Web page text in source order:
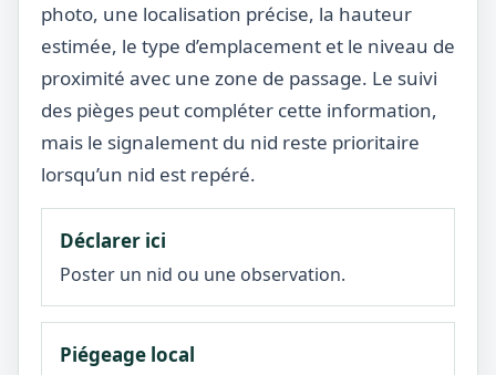
photo, une localisation précise, la hauteur
estimée, le type d’emplacement et le niveau de
proximité avec une zone de passage. Le suivi
des pièges peut compléter cette information,
mais le signalement du nid reste prioritaire
lorsqu’un nid est repéré.
Déclarer ici
Poster un nid ou une observation.
Piégeage local